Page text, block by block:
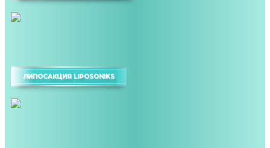
ЛИПОСАКЦИЯ LIPOSONIKS